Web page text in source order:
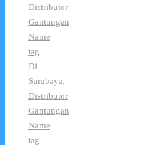
Distributor
Gantungan
Name
tag
Di
Surabaya,
Distributor
Gantungan
Name
tag